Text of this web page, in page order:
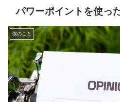
パワーポイントを使っ
僕のこと